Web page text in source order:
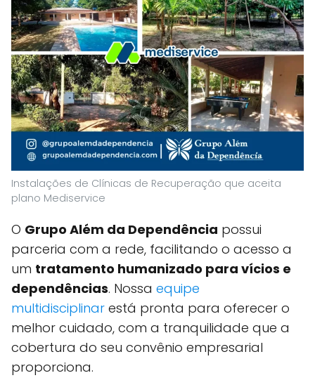
Instalações de Clínicas de Recuperação que aceita
plano Mediservice
O Grupo Além da Dependência possui
parceria com a rede, facilitando o acesso a
um tratamento humanizado para vícios e
dependências. Nossa equipe
multidisciplinar está pronta para oferecer o
melhor cuidado, com a tranquilidade que a
cobertura do seu convênio empresarial
proporciona.